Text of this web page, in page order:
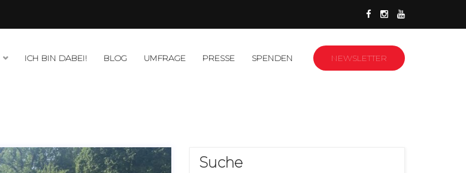
ICH BIN DABEI! BLOG UMFRAGE PRESSE SPENDEN NEWSLETTER
Suche